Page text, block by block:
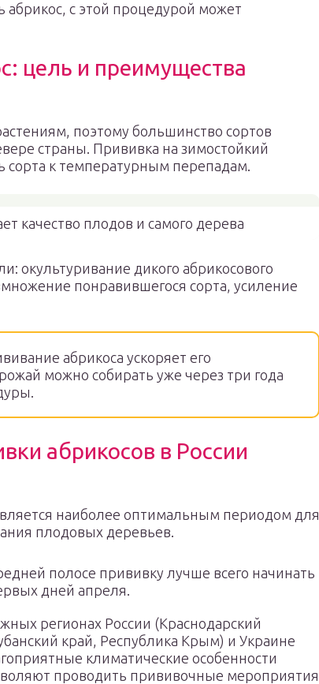
абрикос, с этой процедурой может
цель и преимущества
поэтому большинство сортов
страны. Прививка на зимостойкий
сорта к температурным перепадам.
качество плодов и самого дерева
окультуривание дикого абрикосового
понравившегося сорта, усиление
абрикоса ускоряет его
можно собирать уже через три года
абрикосов в России
наиболее оптимальным периодом для
плодовых деревьев.
полосе прививку лучше всего начинать
дней апреля.
регионах России (Краснодарский
край, Республика Крым) и Украине
климатические особенности
проводить прививочные мероприятия